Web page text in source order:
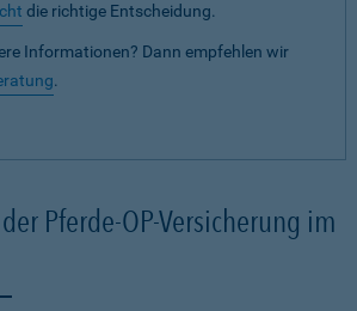
die richtige Entscheidung.
Informationen? Dann empfehlen wir
.
Pferde-OP-Versicherung im